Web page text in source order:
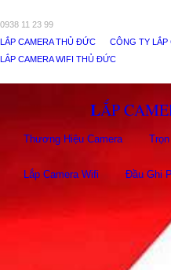
0938 11 23 99
LẮP CAMERA THỦ ĐỨC
CÔNG TY LẮP
LẮP CAMERA WIFI THỦ ĐỨC
LẮP
Thương Hiệu Camera
Lắp Camera Wifi Đầu Ghi